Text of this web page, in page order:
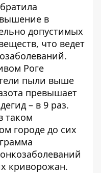
в
допустимых
что ведет
Роге
пыли выше
превышает
– в 9 раз.
таком
городе до сих
криворожан.